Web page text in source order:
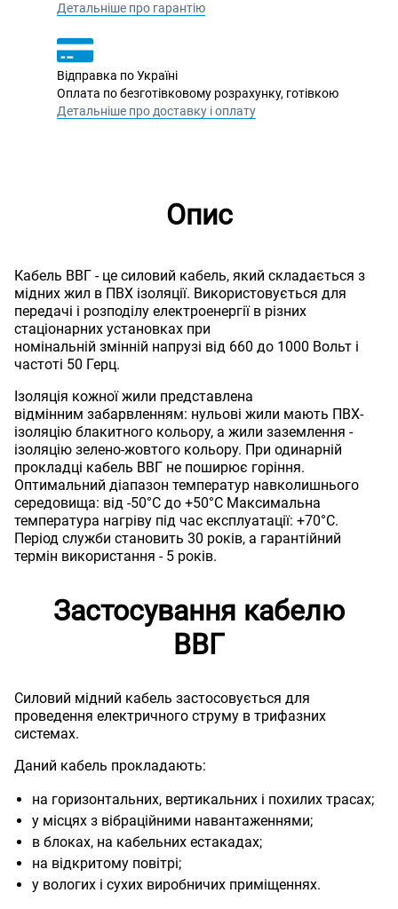
Детальніше про гарантію
Відправка по Україні
Оплата по безготівковому розрахунку, готівкою
Детальніше про доставку і оплату
Опис
Кабель ВВГ - це силовий кабель, який складається з
мідних жил в ПВХ ізоляції. Використовується для
передачі і розподілу електроенергії в різних
стаціонарних установках при
номінальній змінній напрузі від 660 до 1000 Вольт і
частоті 50 Герц.
Ізоляція кожної жили представлена
відмінним забарвленням: нульові жили мають ПВХ-
ізоляцію блакитного кольору, а жили заземлення -
ізоляцію зелено-жовтого кольору. При одинарній
прокладці кабель ВВГ не поширює горіння.
Оптимальний діапазон температур навколишнього
середовища: від -50°С до +50°C Максимальна
температура нагріву під час експлуатації: +70°С.
Період служби становить 30 років, а гарантійний
термін використання - 5 років.
Застосування кабелю
ВВГ
Силовий мідний кабель застосовується для
проведення електричного струму в трифазних
системах.
Даний кабель прокладають:
на горизонтальних, вертикальних і похилих трасах;
у місцях з вібраційними навантаженнями;
в блоках, на кабельних естакадах;
на відкритому повітрі;
у вологих і сухих виробничих приміщеннях.